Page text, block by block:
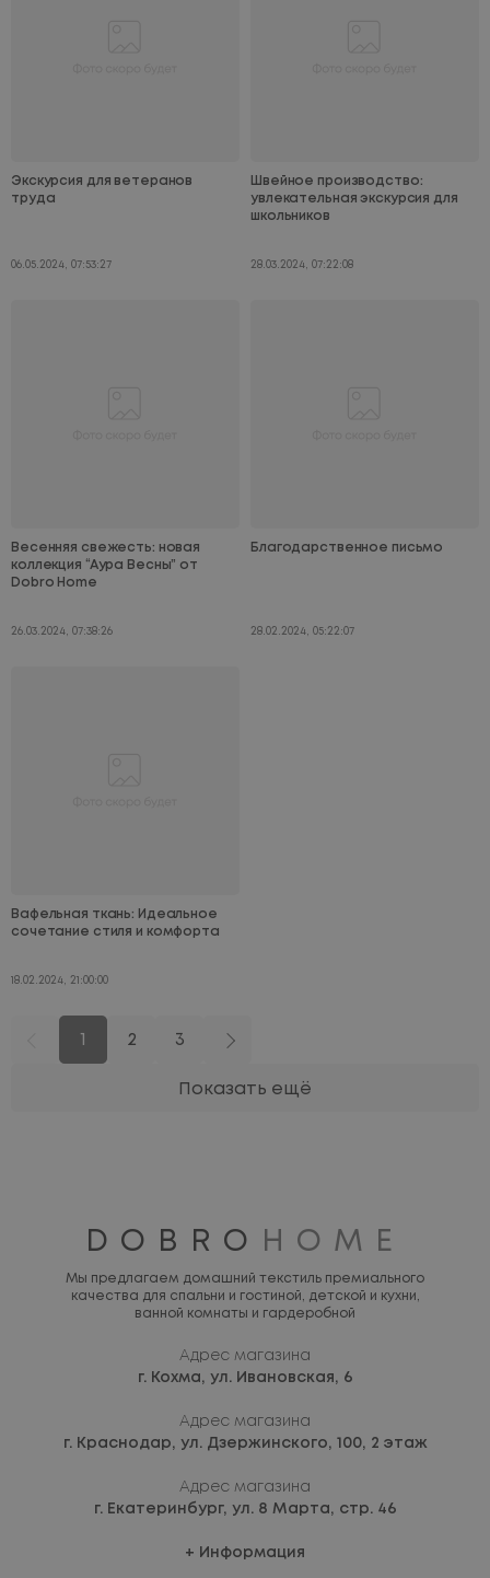
Экскурсия для ветеранов
труда
06.05.2024, 07:53:27
Швейное производство:
увлекательная экскурсия для
школьников
28.03.2024, 07:22:08
Весенняя свежесть: новая
коллекция “Аура Весны” от
Dobro Home
26.03.2024, 07:38:26
Благодарственное письмо
28.02.2024, 05:22:07
Вафельная ткань: Идеальное
сочетание стиля и комфорта
18.02.2024, 21:00:00
2 3
Показать ещё
DOBRO HOME
Мы предлагаем домашний текстиль премиального
качества для спальни и гостиной, детской и кухни,
ванной комнаты и гардеробной
Адрес магазина
г. Кохма, ул. Ивановская, 6
Адрес магазина
г. Краснодар, ул. Дзержинского, 100, 2 этаж
Адрес магазина
г. Екатеринбург, ул. 8 Марта, стр. 46
Информация